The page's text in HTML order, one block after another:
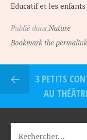
Educatif et les
Publié dans Nature
Bookmark the
3 PETITS
AU